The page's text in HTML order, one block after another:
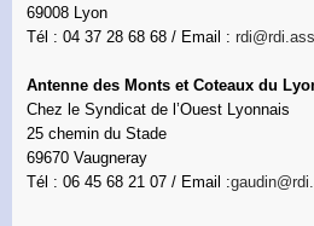
69008 Lyon
Tél : 04 37 28 68 68 / Email :
Antenne des Monts et Coteaux du
Chez le Syndicat de l’Ouest Lyonnais
25 chemin du Stade
69670 Vaugneray
Tél : 06 45 68 21 07 / Email :